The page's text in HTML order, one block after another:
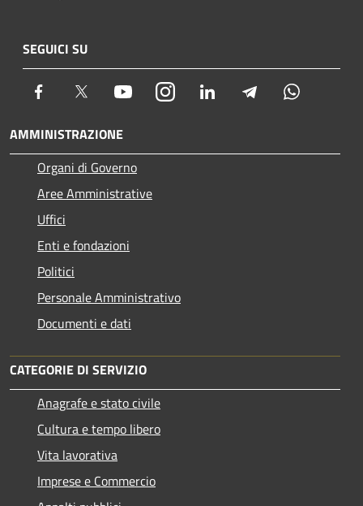
SEGUICI SU
Facebook Twitter YoutubeInstagram LinkedIn Telegram
AMMINISTRAZIONE
Organi di Governo
Aree Amministrative
Uffici
Enti e fondazioni
Politici
Personale Amministrativo
Documenti e dati
CATEGORIE DI SERVIZIO
Anagrafe e stato civile
Cultura e tempo libero
Vita lavorativa
Imprese e Commercio